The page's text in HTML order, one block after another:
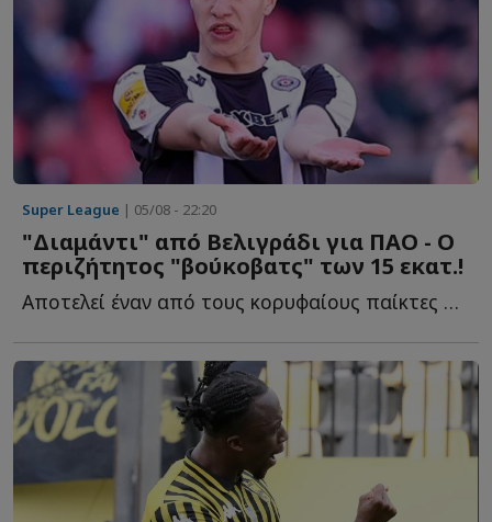
Super League | 05/08 - 22:20
"Διαμάντι" από Βελιγράδι για ΠΑΟ - Ο
περιζήτητος "βούκοβατς" των 15 εκατ.!
Αποτελεί έναν από τους κορυφαίους παίκτες στις μετρήσεις π...